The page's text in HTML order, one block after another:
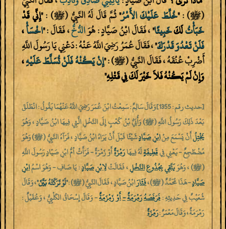
(ﷺ) :"‎خُلِّطَعَلَيْكَالأَمْرُ"ثُمَّ قَالَ لَهُ النَّبِيُّ (ﷺ) :"‎إِنِّي قَدْ
خَبَأْتُلَكَخَبِيئًا"، فَقَالَ ابْنُ صَيَّادٍ : هُوَالدُّخُّ، فَقَالَ :"‎اخْسَأْ،
فَلَنْتَعْدُوَقَدْرَكَ"، فَقَالَ عُمَرُ رَضِيَ اللَّهُ عَنْهُ : دَعْنِي يَا رَسُولَ اللَّهِ
أَضْرِبْ عُنُقَهُ ، فَقَالَ النَّبِيُّ (ﷺ) :"‎إِنْيَكُنْهُفَلَنْتُسَلَّطَعَلَيْهِ،
وَإِنْ لَمْ يَكُنْهُ فَلاَ خَيْرَ لَكَ فِي قَتْلِهِ"
[حديث رقم : 1355] وَقَالَ سَالِمٌ : سَمِعْتُ ابْنَ عُمَرَ رَضِيَ اللَّهُ عَنْهُمَا يَقُولُ : انْطَلَقَ
بَعْدَ ذَلِكَ رَسُولُ اللَّهِ (ﷺ) وَأُبَيُّ بْنُ كَعْبٍ إِلَى النَّخْلِ الَّتِي فِيهَا ابْنُ صَيَّادٍ ، وَهُوَ
يَخْتِلُأَنْ يَسْمَعَ مِنْابْنِصَيَّادٍشَيْئًا قَبْلَ أَنْ يَرَاهُ ابْنُ صَيَّادٍ ، فَرَآهُ النَّبِيُّ (ﷺ) وَهُوَ
مُضْطَجِعٌ - يَعْنِي فِيقَطِيفَةٍلَهُ فِيهَارَمْزَةٌأَوْ زَمْرَةٌ - فَرَأَتْ أمُّ ابْنِ صَيّادٍ رَسُولَ اللَّهِ
(ﷺ) ، وَهُوَيَتَّقِيبِجُذُوعِالنَّخْلِ، فَقَالَتْلِابْنِصَيَّادٍ: يَا صَافِ - وَهُوَ اسْمُابْنِ
صَيَّادٍ- هَذَا مُحَمَّدٌ (ﷺ) ،فَثَارَابْنُ صَيَّادٍ ، فَقَالَ النَّبِيُّ (ﷺ) :"‎لَوْ تَرَكَتْهُ بَيَّنَ"، وَقَالَ
شُعَيْبٌ فِي حَدِيثِهِ :فَرَفَصَهُرَمْرَمَةٌ-أَوْزَمْزَمَةٌ- وَقَالَ إِسْحَاقُ الكَلْبِيُّ ، وَعُقَيْلٌ :
رَمْرَمَةٌ ، وَقَالَ مَعْمَرٌ :رَمْزَةٌ